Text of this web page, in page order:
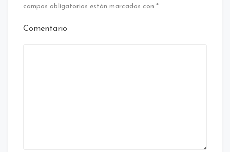
campos obligatorios están marcados con *
Comentario